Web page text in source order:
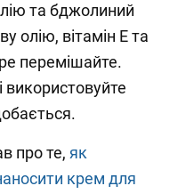
та бджолиний
олію, вітамін Е та
перемішайте.
використовуйте
про те, як
крем для